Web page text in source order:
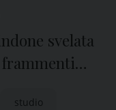
svelata
studio